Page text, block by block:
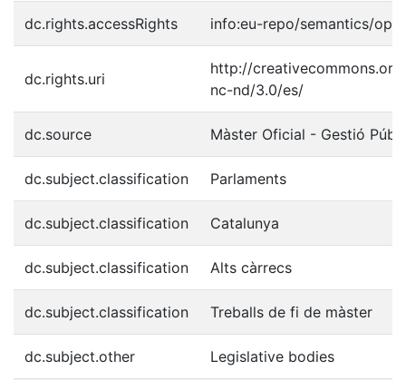
dc.rights.accessRights info:eu-repo/semantics/
dc.rights.uri
http://
nc-nd/3.0/es/
dc.source Màster Oficial - Gestió
dc.subject.classification Parlaments
dc.subject.classification Catalunya
dc.subject.classification Alts càrrecs
dc.subject.classification Treballs de fi de màster
dc.subject.other Legislative bodies